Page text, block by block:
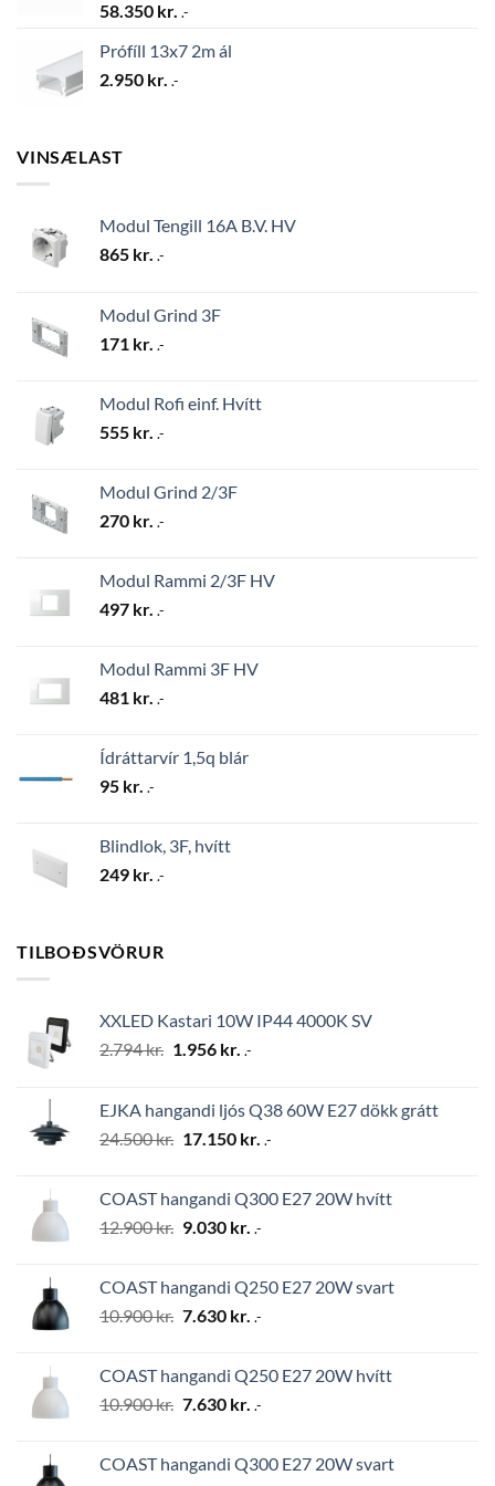
58.350 kr. .-
Prófíll 13x7 2m ál
2.950 kr. .-
VINSÆLAST
Modul Tengill 16A B.V. HV
865 kr. .-
Modul Grind 3F
171 kr. .-
Modul Rofi einf. Hvítt
555 kr. .-
Modul Grind 2/3F
270 kr. .-
Modul Rammi 2/3F HV
497 kr. .-
Modul Rammi 3F HV
481 kr. .-
Ídráttarvír 1,5q blár
95 kr. .-
Blindlok, 3F, hvítt
249 kr. .-
TILBOÐSVÖRUR
XXLED Kastari 10W IP44 4000K SV
2.794kr. Original
2.794 kr..
1.956 kr. Current
1.956 kr..
.-
EJKA hangandi ljós Q38 60W E27 dökk grátt
24.500kr. Original
24.500 kr..
17.150 kr. Current
17.150 kr..
.-
COAST hangandi Q300 E27 20W hvítt
12.900kr. Original
12.900 kr..
9.030 kr. Current
9.030 kr..
.-
COAST hangandi Q250 E27 20W svart
10.900kr. Original
10.900 kr..
7.630 kr. Current
7.630 kr..
.-
COAST hangandi Q250 E27 20W hvítt
10.900kr. Original
10.900 kr..
7.630 kr. Current
7.630 kr..
.-
COAST hangandi Q300 E27 20W svart